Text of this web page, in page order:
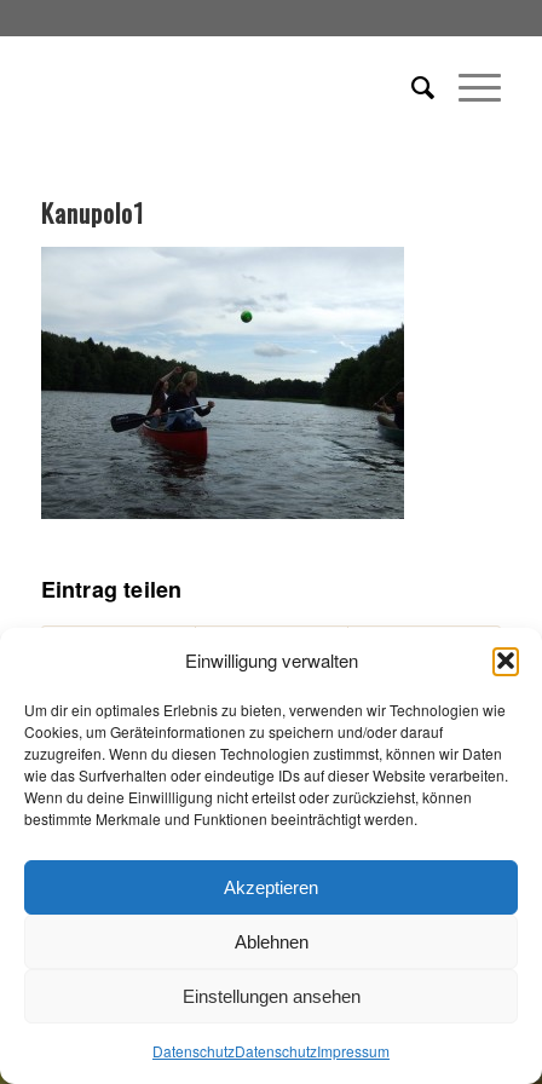
Einwilligung verwalten
Um dir ein optimales Erlebnis zu bieten, verwenden wir Technologien wie
Cookies, um Geräteinformationen zu speichern und/oder darauf
zuzugreifen. Wenn du diesen Technologien zustimmst, können wir Daten
wie das Surfverhalten oder eindeutige IDs auf dieser Website verarbeiten.
Wenn du deine Einwillligung nicht erteilst oder zurückziehst, können
bestimmte Merkmale und Funktionen beeinträchtigt werden.
Akzeptieren
Ablehnen
Einstellungen ansehen
DatenschutzDatenschutzImpressum
Kanupolo1
Eintrag teilen
Datenschutz